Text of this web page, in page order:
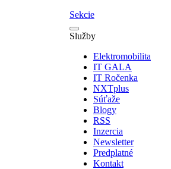
Sekcie
Služby
Elektromobilita
IT GALA
IT Ročenka
NXTplus
Súťaže
Blogy
RSS
Inzercia
Newsletter
Predplatné
Kontakt